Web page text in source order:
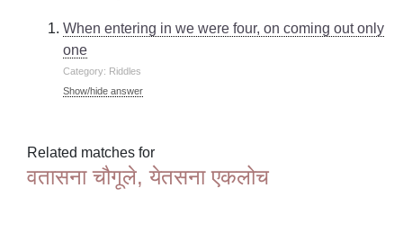
When entering in we were four, on coming out only
one
Category: Riddles
Show/hide answer
Related matches for
वतासना चौगूले, येतसना एकलोच